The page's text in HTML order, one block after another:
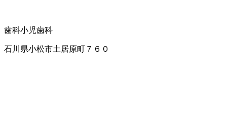
歯科小児歯科
石川県小松市土居原町７６０